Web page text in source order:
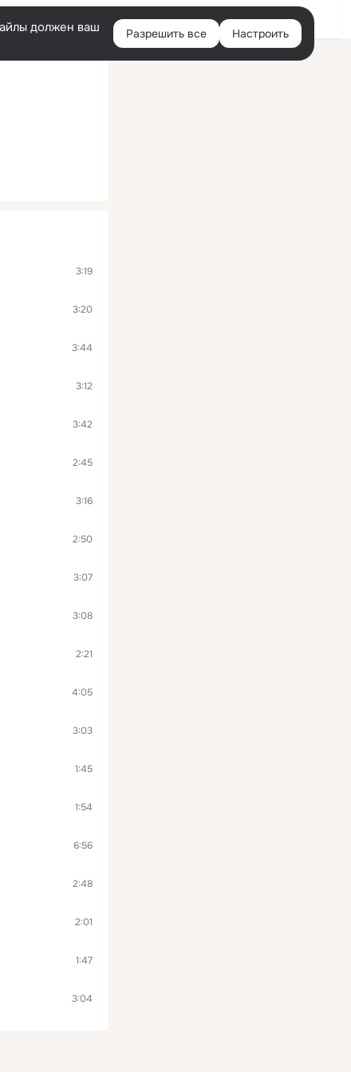
Войти
должен ваш
Разрешить все Настроить
3:19
3:20
3:44
3:12
3:42
2:45
3:16
2:50
3:07
3:08
2:21
4:05
3:03
1:45
1:54
6:56
2:48
2:01
1:47
3:04